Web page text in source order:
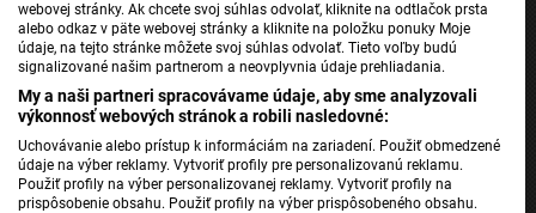
webovej stránky. Ak chcete svoj súhlas odvolať, kliknite na odtlačok prsta
alebo odkaz v päte webovej stránky a kliknite na položku ponuky Moje
údaje, na tejto stránke môžete svoj súhlas odvolať. Tieto voľby budú
signalizované našim partnerom a neovplyvnia údaje prehliadania.
My a naši partneri spracovávame údaje, aby sme analyzovali
výkonnosť webových stránok a robili nasledovné:
Uchovávanie alebo prístup k informáciám na zariadení. Použiť obmedzené
údaje na výber reklamy. Vytvoriť profily pre personalizovanú reklamu.
Použiť profily na výber personalizovanej reklamy. Vytvoriť profily na
prispôsobenie obsahu. Použiť profily na výber prispôsobeného obsahu.
Jednotka
Dvojka
24
Šport
Správy STVR